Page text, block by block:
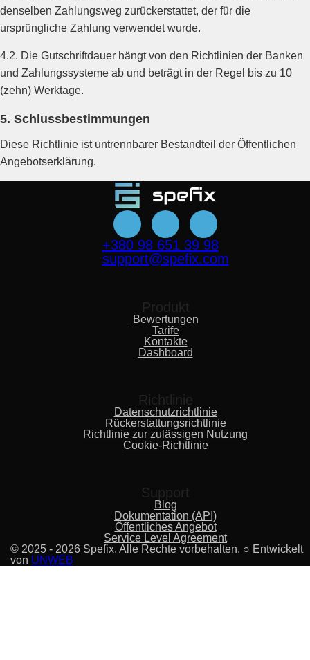
denselben Zahlungsweg zurückerstattet, der für die
ursprüngliche Zahlung verwendet wurde.
4.2. Die Gutschriftdauer hängt von den Richtlinien der Banken
und Zahlungssysteme ab und beträgt in der Regel bis zu 10
(zehn) Werktage.
5. Schlussbestimmungen
Diese Richtlinie ist untrennbarer Bestandteil der Öffentlichen
Angebotserklärung.
+380 98 651 39 98
support@spefix.com
Produkt
Bewertungen
Tarife
Kontakte
Dashboard
Richtlinie
Datenschutzrichtlinie
Rückerstattungsrichtlinie
Richtlinie zur zulässigen Nutzung
Cookie-Richtlinie
Support
Blog
Dokumentation (API)
Öffentliches Angebot
Service Level Agreement
© 2025 - 2026 Spefix. Alle Rechte vorbehalten. ○ Entwickelt
von UNWEB